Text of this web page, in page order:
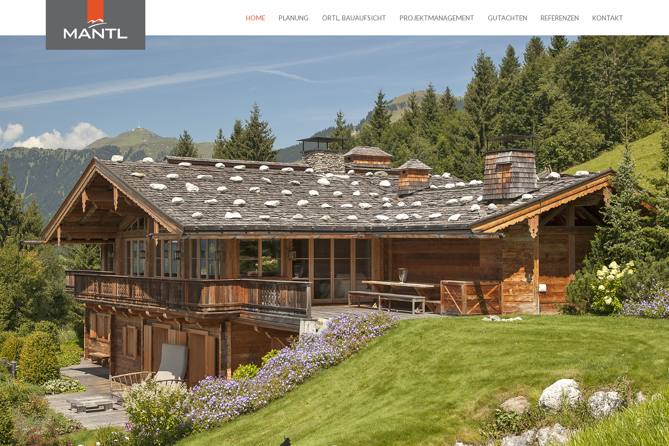
Login
Passwort
Register|Lost your password?
24h/ 365days
We offer support for our customers
Mon - Fri 8:00am - 5:00pm(GMT +1)
Have any questions?
+44 1234 567 890
Drop us a line
info@yourdomain.com
Lorem ipsum dolor sit amet,
consectetuer adipiscing elit.
Aenean commodo ligula eget dolor.
Aenean massa. Cum sociis natoque
penatibus et magnis dis parturient
montes, nascetur ridiculus mus. Donec
quam felis, ultricies nec.
HOME PLANUNG ÖRTL. BAUAUFSICHT PROJEKTMANAGEMENT GUTACHTEN REFERENZEN KONTAKT